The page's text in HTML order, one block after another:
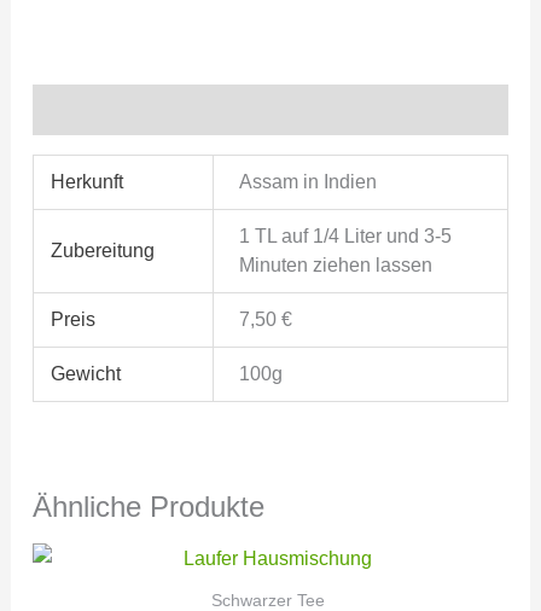
Herkunft Assam in Indien
Zubereitung
1 TL auf 1/4 Liter und 3-5
Minuten ziehen lassen
Preis 7,50 €
Gewicht 100g
Ähnliche Produkte
Schwarzer Tee